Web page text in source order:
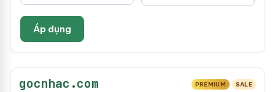
Áp dụng
gocnhac.com PREMIUM SALE